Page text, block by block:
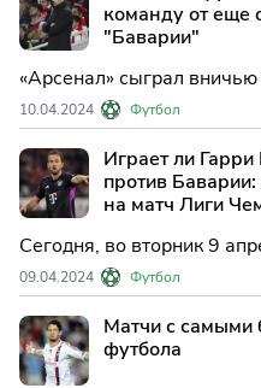
команду от еще
"Баварии"
«Арсенал» сыграл
стадионе «Эмирейтс»
четвертьфинал в
поле полный уверенности,
были одним из лучших
10.04.2024 Футбол
Играет ли
против
на матч Лиги
Сегодня, во вторник 9
состоится
под руководством
Баварией Мюнхен,
Томас Тухель.
09.04.2024 Футбол
Матчи с самыми
футбола